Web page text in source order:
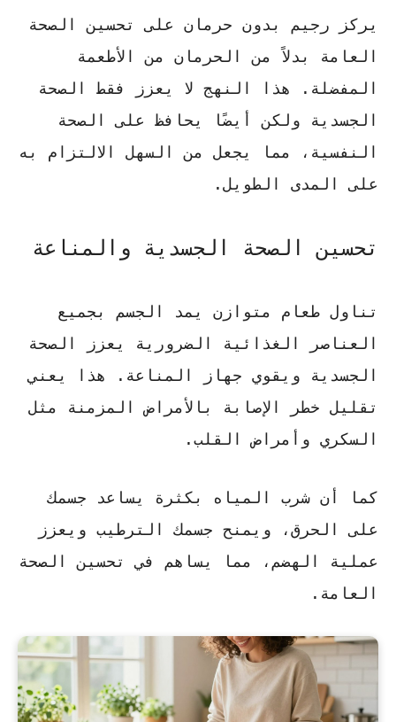
يركز رجيم بدون حرمان على تحسين الصحة
العامة بدلاً من الحرمان من الأطعمة
المفضلة. هذا النهج لا يعزز فقط الصحة
الجسدية ولكن أيضًا يحافظ على الصحة
النفسية، مما يجعل من السهل الالتزام به
على المدى الطويل.
تحسين الصحة الجسدية والمناعة
تناول طعام متوازن يمد الجسم بجميع
العناصر الغذائية الضرورية يعزز الصحة
الجسدية ويقوي جهاز المناعة. هذا يعني
تقليل خطر الإصابة بالأمراض المزمنة مثل
السكري وأمراض القلب.
كما أن شرب المياه بكثرة يساعد جسمك
على الحرق، ويمنح جسمك الترطيب ويعزز
عملية الهضم، مما يساهم في تحسين الصحة
العامة.